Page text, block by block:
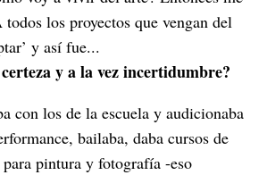
todos los proyectos que vengan del
y así fue...
y a la vez incertidumbre?
con los de la escuela y audicionaba
bailaba, daba cursos de
pintura y fotografía -eso